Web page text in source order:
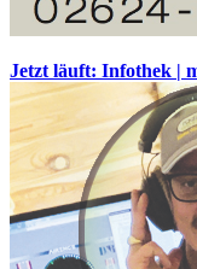
Jetzt läuft: Infothek |